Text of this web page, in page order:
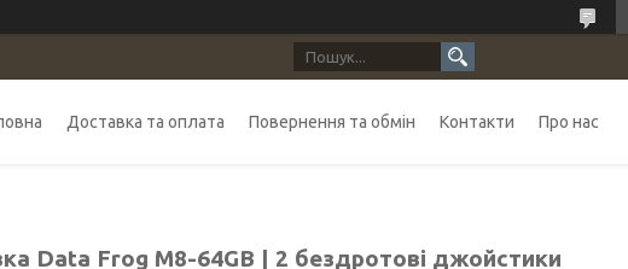
Доставка та оплата Повернення та обмін Контакти Про нас
Data Frog M8-64GB | 2 бездротові джойстики